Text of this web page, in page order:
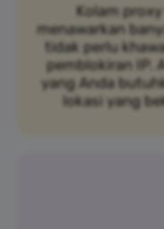
Kolam
menawarkan
tidak perlu
pemblokiran IP.
yang Anda
lokasi yang